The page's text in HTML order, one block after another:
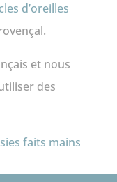
d’oreilles
et nous
des
faits mains